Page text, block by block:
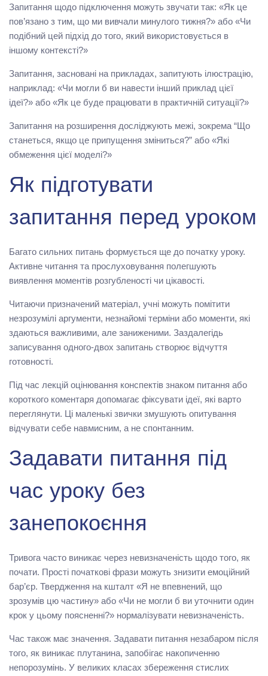
Запитання щодо підключення можуть звучати так: «Як це
пов’язано з тим, що ми вивчали минулого тижня?» або «Чи
подібний цей підхід до того, який використовується в
іншому контексті?»
Запитання, засновані на прикладах, запитують ілюстрацію,
наприклад: «Чи могли б ви навести інший приклад цієї
ідеї?» або «Як це буде працювати в практичній ситуації?»
Запитання на розширення досліджують межі, зокрема “Що
станеться, якщо це припущення зміниться?” або «Які
обмеження цієї моделі?»
Як підготувати
запитання перед уроком
Багато сильних питань формується ще до початку уроку.
Активне читання та прослуховування полегшують
виявлення моментів розгубленості чи цікавості.
Читаючи призначений матеріал, учні можуть помітити
незрозумілі аргументи, незнайомі терміни або моменти, які
здаються важливими, але заниженими. Заздалегідь
записування одного-двох запитань створює відчуття
готовності.
Під час лекцій оцінювання конспектів знаком питання або
короткого коментаря допомагає фіксувати ідеї, які варто
переглянути. Ці маленькі звички змушують опитування
відчувати себе навмисним, а не спонтанним.
Задавати питання під
час уроку без
занепокоєння
Тривога часто виникає через невизначеність щодо того, як
почати. Прості початкові фрази можуть знизити емоційний
бар’єр. Твердження на кшталт «Я не впевнений, що
зрозумів цю частину» або «Чи не могли б ви уточнити один
крок у цьому поясненні?» нормалізувати невизначеність.
Час також має значення. Задавати питання незабаром після
того, як виникає плутанина, запобігає накопиченню
непорозумінь. У великих класах збереження стислих